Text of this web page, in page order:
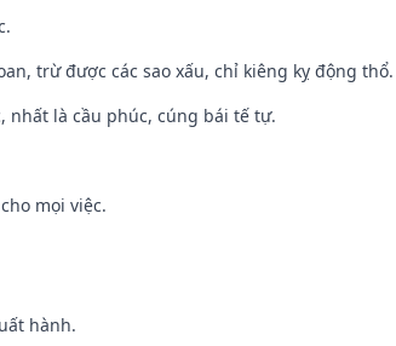
trừ được các sao xấu, chỉ kiêng kỵ động
nhất là cầu phúc, cúng bái tế tự.
mọi việc.
hành.